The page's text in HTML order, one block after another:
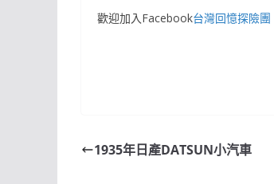
歡迎加入Facebook台灣回憶探險團
1935年日產DATSUN小汽車